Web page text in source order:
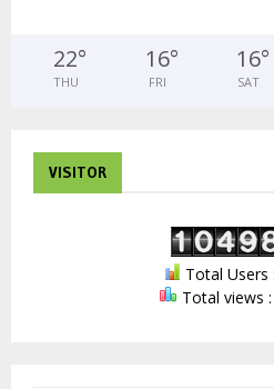
22°
THU
16°
FRI
16°
SAT
VISITOR
Total Users
Total views